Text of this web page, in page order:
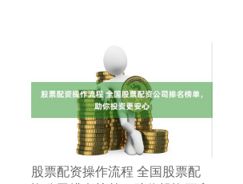
​股票配资操作流程 全国股票配